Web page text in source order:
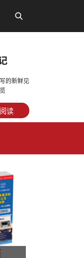
血管與大腦活力
的新鲜见
读